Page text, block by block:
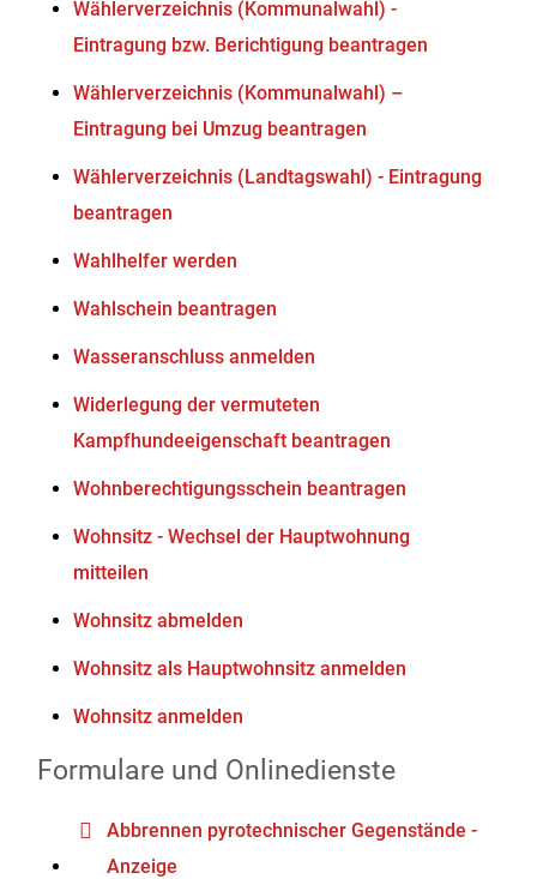
Wählerverzeichnis (Kommunalwahl) -
Eintragung bzw. Berichtigung beantragen
Wählerverzeichnis (Kommunalwahl) –
Eintragung bei Umzug beantragen
Wählerverzeichnis (Landtagswahl) - Eintragung
beantragen
Wahlhelfer werden
Wahlschein beantragen
Wasseranschluss anmelden
Widerlegung der vermuteten
Kampfhundeeigenschaft beantragen
Wohnberechtigungsschein beantragen
Wohnsitz - Wechsel der Hauptwohnung
mitteilen
Wohnsitz abmelden
Wohnsitz als Hauptwohnsitz anmelden
Wohnsitz anmelden
Formulare und Onlinedienste
Abbrennen pyrotechnischer Gegenstände -
Anzeige